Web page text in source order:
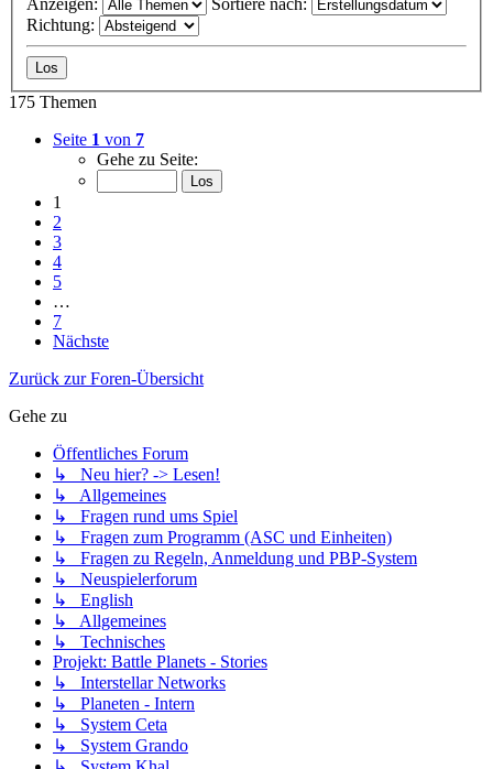
Anzeigen:
Sortiere nach:
Richtung:
175 Themen
Seite 1 von 7
Gehe zu Seite:
1
2
3
4
5
…
7
Nächste
Zurück zur Foren-Übersicht
Gehe zu
Öffentliches Forum
↳ Neu hier? -> Lesen!
↳ Allgemeines
↳ Fragen rund ums Spiel
↳ Fragen zum Programm (ASC und Einheiten)
↳ Fragen zu Regeln, Anmeldung und PBP-System
↳ Neuspielerforum
↳ English
↳ Allgemeines
↳ Technisches
Projekt: Battle Planets - Stories
↳ Interstellar Networks
↳ Planeten - Intern
↳ System Ceta
↳ System Grando